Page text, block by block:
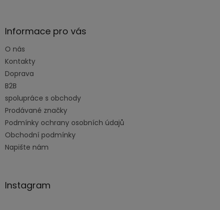
aInformace pro vás
O nás
Kontakty
Doprava
B2B
spolupráce s obchody
Prodávané značky
Podmínky ochrany osobních údajů
Obchodní podmínky
Napište nám
Instagram